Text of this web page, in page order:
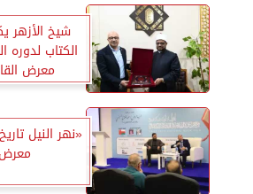
شيخ الأزهر
الكتاب لدوره
معرض
«نهر النيل